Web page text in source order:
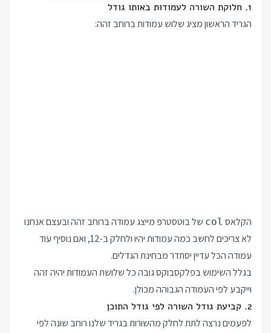
1. חלוקת השורה לעמודות באותו גודל
הגריד הראשון מציג שלוש עמודות ברוחב זהה:
הקלאס col של בוטסטרפ מייצג עמודה ברוחב זהה ובעצם אנחנו
לא צריכים לחשב כמה עמודות יהיו ולחלק ב-12, ואם נוסיף עוד
עמודה הכל עדיין יסתדר מבחינת הגדלים.
בגלל השימוש בפלקסבוקס גובה כל שלושת העמודות יהיה זהה
וייקבע לפי העמודה הגבוהה מכולן.
2. קביעת גודל השורה לפי גודל התוכן
לפעמים נרצה לתת לחלק מהשורות בגריד שלנו רוחב שונה לפי